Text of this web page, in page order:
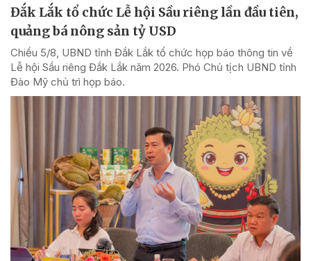
Đắk Lắk tổ chức Lễ hội Sầu riêng lần đầu tiên,
quảng bá nông sản tỷ USD
Chiều 5/8, UBND tỉnh Đắk Lắk tổ chức họp báo thông tin về
Lễ hội Sầu riêng Đắk Lắk năm 2026. Phó Chủ tịch UBND tỉnh
Đào Mỹ chủ trì họp báo.